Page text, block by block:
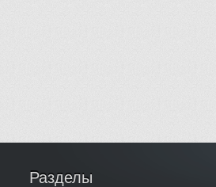
Разделы